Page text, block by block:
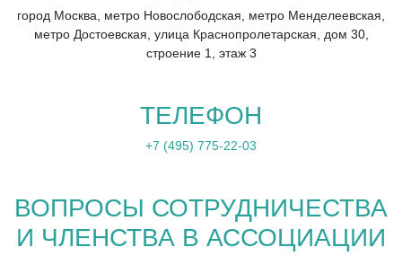
город Москва, метро Новослободская, метро Менделеевская,
метро Достоевская, улица Краснопролетарская, дом 30,
строение 1, этаж 3
ТЕЛЕФОН
+7 (495) 775-22-03
ВОПРОСЫ СОТРУДНИЧЕСТВА
И ЧЛЕНСТВА В АССОЦИАЦИИ